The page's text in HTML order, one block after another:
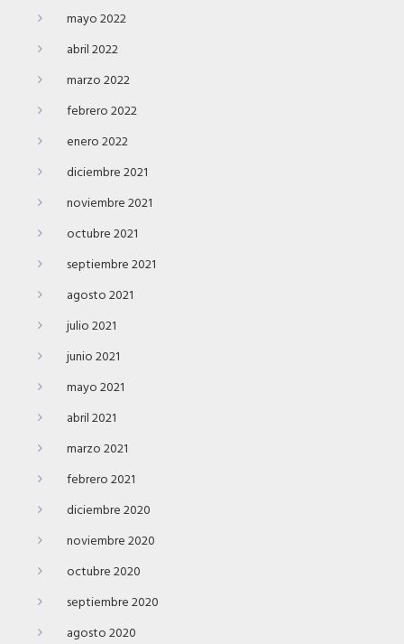
mayo 2022
abril 2022
marzo 2022
febrero 2022
enero 2022
diciembre 2021
noviembre 2021
octubre 2021
septiembre 2021
agosto 2021
julio 2021
junio 2021
mayo 2021
abril 2021
marzo 2021
febrero 2021
diciembre 2020
noviembre 2020
octubre 2020
septiembre 2020
agosto 2020